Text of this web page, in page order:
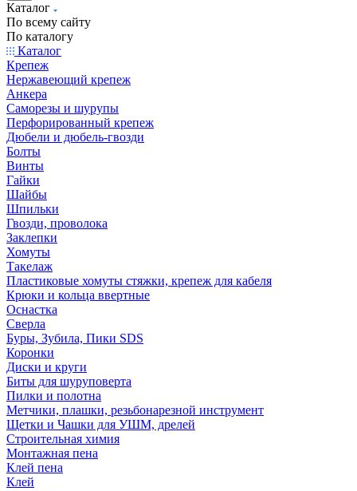
Каталог
По всему сайту
По каталогу
Каталог
Крепеж
Нержавеющий крепеж
Анкера
Саморезы и шурупы
Перфорированный крепеж
Дюбели и дюбель-гвозди
Болты
Винты
Гайки
Шайбы
Шпильки
Гвозди, проволока
Заклепки
Хомуты
Такелаж
Пластиковые хомуты стяжки, крепеж для кабеля
Крюки и кольца ввертные
Оснастка
Сверла
Буры, Зубила, Пики SDS
Коронки
Диски и круги
Биты для шуруповерта
Пилки и полотна
Метчики, плашки, резьбонарезной инструмент
Щетки и Чашки для УШМ, дрелей
Строительная химия
Монтажная пена
Клей пена
Клей